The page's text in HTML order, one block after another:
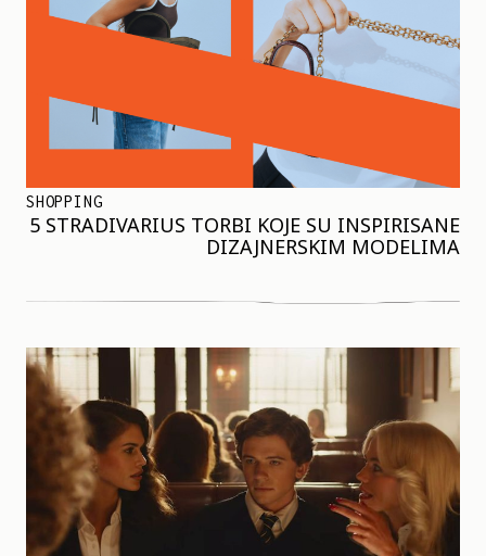
SHOPPING
5 STRADIVARIUS TORBI KOJE SU INSPIRISANE
DIZAJNERSKIM MODELIMA